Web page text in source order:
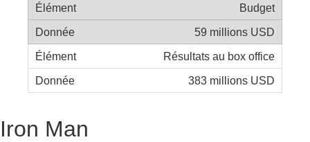
Budget
59 millions USD
Résultats au box office
383 millions USD
Iron Man